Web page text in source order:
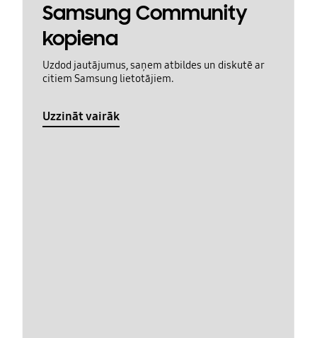
Samsung Community
kopiena
Uzdod jautājumus, saņem atbildes un diskutē ar
citiem Samsung lietotājiem.
Uzzināt vairāk